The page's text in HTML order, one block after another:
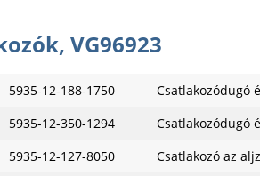
VG96923
5935-12-188-1750
Csatlakozódugó
5935-12-350-1294
Csatlakozódugó
5935-12-127-8050
Csatlakozó az